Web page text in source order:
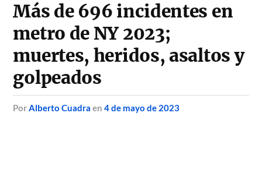
Más de 696 incidentes en
metro de NY 2023;
muertes, heridos, asaltos y
golpeados
porAlberto Cuadra en4 de mayo de 2023